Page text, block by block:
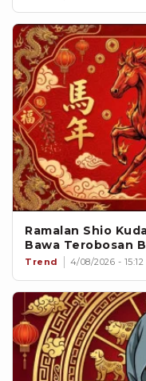
Ramalan Shio
Bawa Terobosan
Trend 4/08/2026 - 15:12